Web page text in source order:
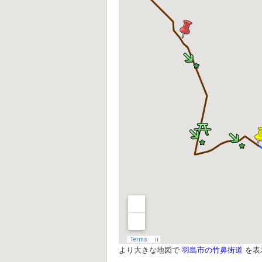
より大きな地図で 羽島市の竹鼻街道 を表